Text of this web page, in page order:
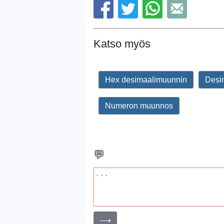
Katso myös
Hex desimaalimuunnin
Numeron muunnos
💬
⟶